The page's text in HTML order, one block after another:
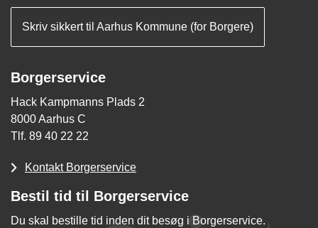
Skriv sikkert til Aarhus Kommune (for Borgere)
Borgerservice
Hack Kampmanns Plads 2
8000 Aarhus C
Tlf. 89 40 22 22
Kontakt Borgerservice
Bestil tid til Borgerservice
Du skal bestille tid inden dit besøg i Borgerservice.